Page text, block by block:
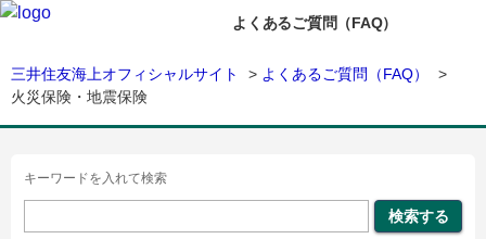
よくあるご質問（FAQ）
三井住友海上オフィシャルサイト > よくあるご質問（FAQ）
>
火災保険・地震保険
キーワードを入れて検索